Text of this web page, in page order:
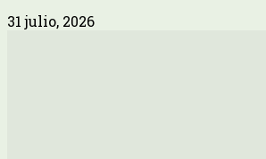
31 julio, 2026